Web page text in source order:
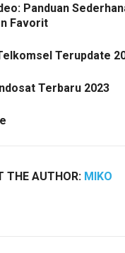
Panduan
Favorit
Terupdate
Terbaru 2023
THE AUTHOR: MIKO